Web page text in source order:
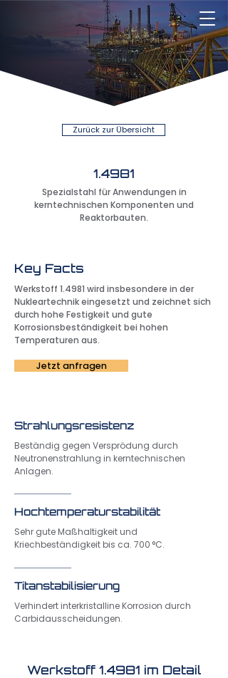
Zurück zur Übersicht
1.4981
Spezialstahl für Anwendungen in
kerntechnischen Komponenten und
Reaktorbauten.
Key Facts
Werkstoff 1.4981 wird insbesondere in der
Nukleartechnik eingesetzt und zeichnet sich
durch hohe Festigkeit und gute
Korrosionsbeständigkeit bei hohen
Temperaturen aus.
Jetzt anfragen
Strahlungsresistenz
Beständig gegen Versprödung durch
Neutronenstrahlung in kerntechnischen
Anlagen.
Hochtemperaturstabilität
Sehr gute Maßhaltigkeit und
Kriechbeständigkeit bis ca. 700 °C.
Titanstabilisierung
Verhindert interkristalline Korrosion durch
Carbidausscheidungen.
Werkstoff 1.4981 im Detail